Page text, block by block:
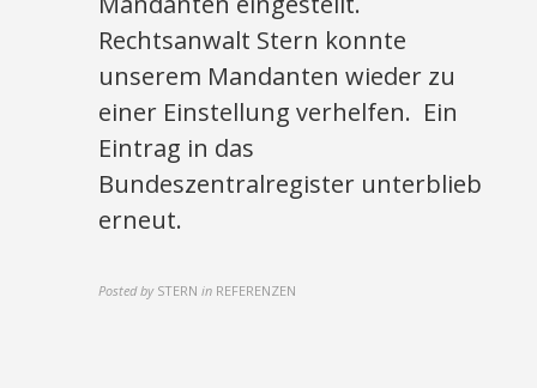
Rechtsanwalt Stern konnte
unserem Mandanten wieder zu
einer Einstellung verhelfen. Ein
Eintrag in das
Bundeszentralregister unterblieb
erneut.
Posted by STERN in REFERENZEN